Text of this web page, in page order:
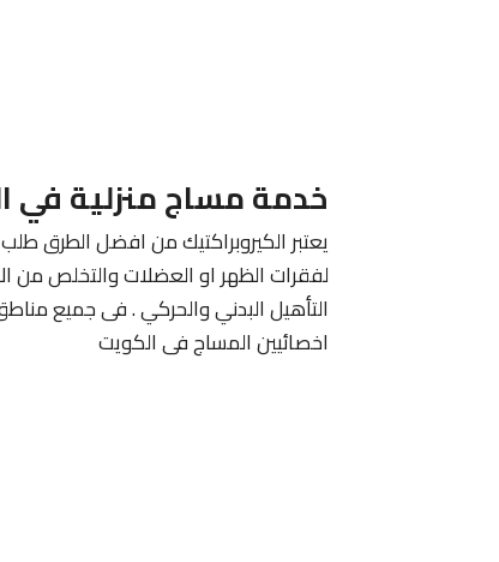
خدمة مساج منزلية في
يعتبر الكيروبراكتيك من افضل الطرق
لفقرات الظهر او العضلات والتخلص من
التأهيل البدني والحركي . فى جميع
اخصائيين المساج فى الكويت